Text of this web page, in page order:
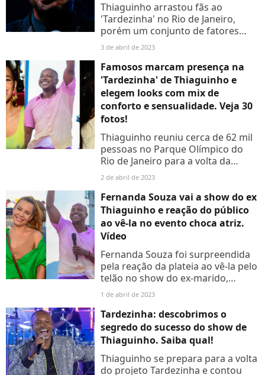
Thiaguinho arrastou fãs ao
'Tardezinha' no Rio de Janeiro,
porém um conjunto de fatores
irritou o público, que saiu um tanto
3 de abril de 2023
Famosos marcam presença na
'Tardezinha' de Thiaguinho e
elegem looks com mix de
conforto e sensualidade. Veja 30
fotos!
Thiaguinho reuniu cerca de 62 mil
pessoas no Parque Olímpico do
Rio de Janeiro para a volta da
'Tardezinha'. Acesse a galeria de
marcaram presença!
2 de abril de 2023
Fernanda Souza vai a show do ex
Thiaguinho e reação do público
ao vê-la no evento choca atriz.
Vídeo
Fernanda Souza foi surpreendida
pela reação da plateia ao vê-la pelo
telão no show do ex-marido,
Thiaguinho. Veja os vídeos e a
namorada do cantor!
1 de abril de 2023
Tardezinha: descobrimos o
segredo do sucesso do show de
Thiaguinho. Saiba qual!
Thiaguinho se prepara para a volta
do projeto Tardezinha e contou